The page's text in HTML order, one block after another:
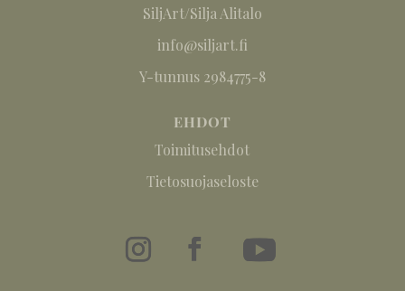
SiljArt/Silja Alitalo
info@siljart.fi
Y-tunnus 2984775-8
EHDOT
Toimitusehdot
Tietosuojaseloste